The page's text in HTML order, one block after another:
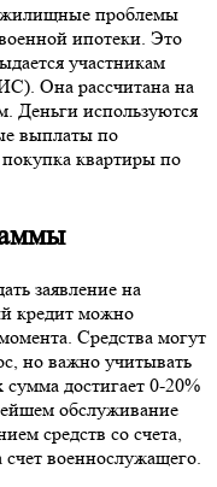
проблемы
ипотеки. Это
участникам
Она рассчитана на
Деньги используются
выплаты по
квартиры по
заявление на
кредит можно
Средства могут
но важно учитывать
достигает 0-20%
обслуживание
средств со счета,
военнослужащего.